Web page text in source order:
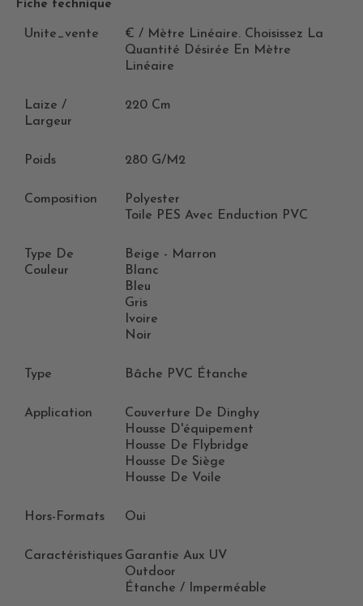
Fiche technique
Unite_vente
€ / Mètre Linéaire. Choisissez La
Quantité Désirée En Mètre
Linéaire
Laize /
Largeur
220 Cm
Poids 280 G/m2
Composition
Polyester
Toile PES Avec Enduction PVC
Type De
Couleur
Beige - Marron
Blanc
Bleu
Gris
Ivoire
Noir
Type Bâche PVC Étanche
Application
Couverture De Dinghy
Housse D'équipement
Housse De Flybridge
Housse De Siège
Housse De Voile
Hors-Formats Oui
Caractéristiques Garantie Aux UV
Outdoor
Étanche / Imperméable